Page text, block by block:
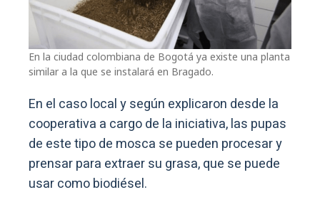
En la ciudad colombiana de Bogotá ya existe una planta
similar a la que se instalará en Bragado.
En el caso local y según explicaron desde la
cooperativa a cargo de la iniciativa, las pupas
de este tipo de mosca se pueden procesar y
prensar para extraer su grasa, que se puede
usar como biodiésel.